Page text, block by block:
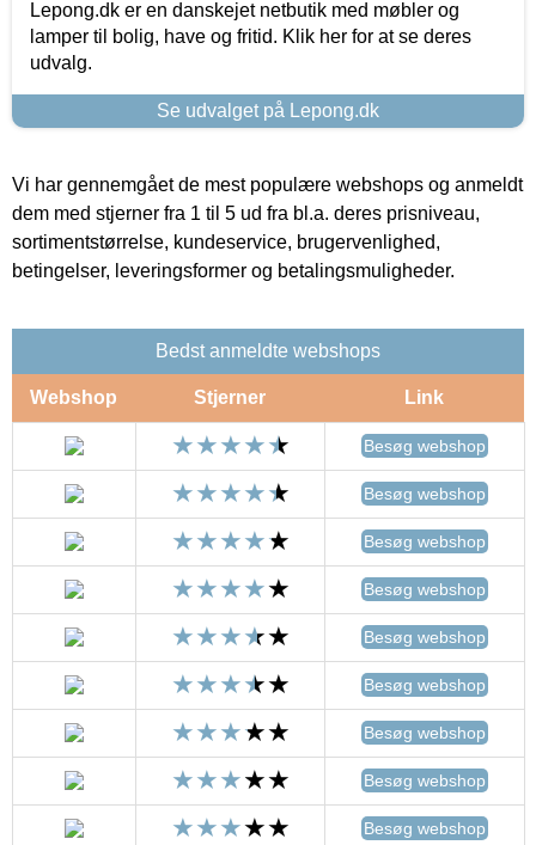
Lepong.dk er en danskejet netbutik med møbler og
lamper til bolig, have og fritid. Klik her for at se deres
udvalg.
Se udvalget på Lepong.dk
Vi har gennemgået de mest populære webshops og anmeldt
dem med stjerner fra 1 til 5 ud fra bl.a. deres prisniveau,
sortimentstørrelse, kundeservice, brugervenlighed,
betingelser, leveringsformer og betalingsmuligheder.
Bedst anmeldte webshops
Webshop Stjerner Link
Besøg webshop
Besøg webshop
Besøg webshop
Besøg webshop
Besøg webshop
Besøg webshop
Besøg webshop
Besøg webshop
Besøg webshop